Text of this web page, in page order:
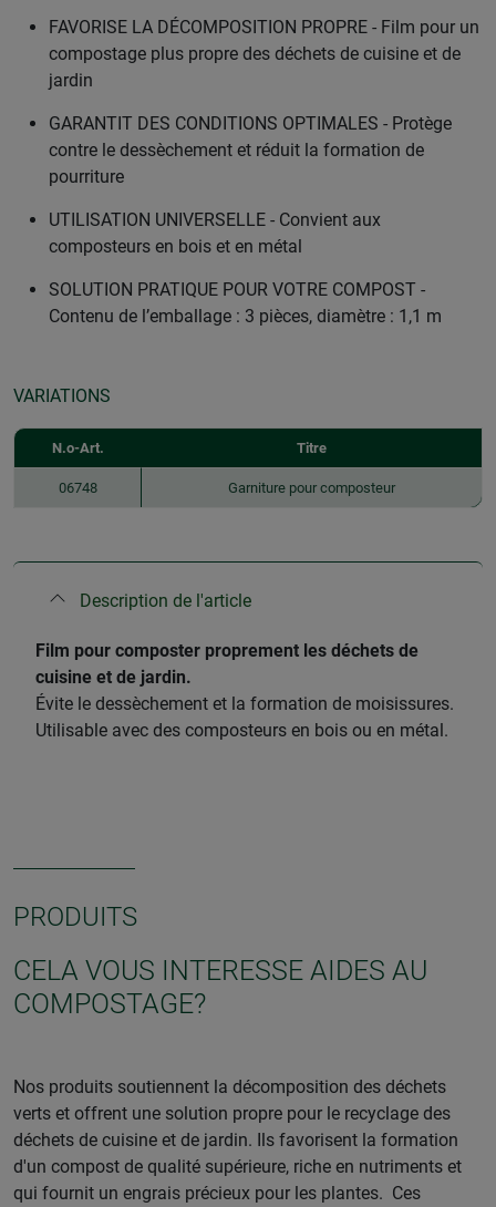
FAVORISE LA DÉCOMPOSITION PROPRE - Film pour un
compostage plus propre des déchets de cuisine et de
jardin
GARANTIT DES CONDITIONS OPTIMALES - Protège
contre le dessèchement et réduit la formation de
pourriture
UTILISATION UNIVERSELLE - Convient aux
composteurs en bois et en métal
SOLUTION PRATIQUE POUR VOTRE COMPOST -
Contenu de l’emballage : 3 pièces, diamètre : 1,1 m
VARIATIONS
N.o-Art. Titre
06748 Garniture pour composteur
Description de l'article
​Film pour composter proprement les déchets de
cuisine et de jardin.
Évite le dessèchement et la formation de moisissures.
Utilisable avec des composteurs en bois ou en métal.
PRODUITS
CELA VOUS INTERESSE AIDES AU
COMPOSTAGE?
Nos produits soutiennent la décomposition des déchets
verts et offrent une solution propre pour le recyclage des
déchets de cuisine et de jardin. Ils favorisent la formation
d'un compost de qualité supérieure, riche en nutriments et
qui fournit un engrais précieux pour les plantes. Ces